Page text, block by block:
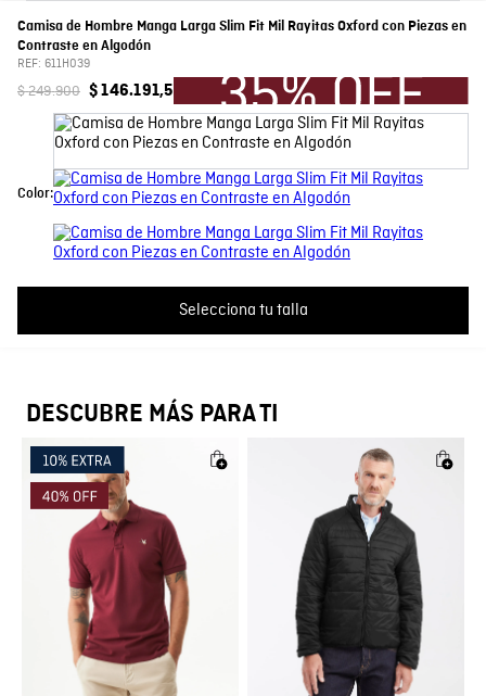
Camisa de Hombre Manga Larga Slim Fit Mil Rayitas Oxford con Piezas en
Contraste en Algodón
REF: 611H039
$249.900 $ 146.191,5
Color:
Selecciona tu talla
Composición Prenda: 100% Algodon
Manga Larga
Cuello
Color
País de Fabricación Hecho en Colombia
Por favor, inicia sesión para escribir un comentario.
Más reciente Todos
Cargando comentarios…
DESCUBRE MÁS PARA TI